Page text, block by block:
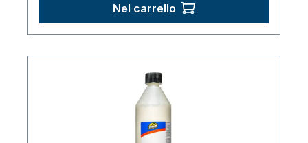
Nel carrello